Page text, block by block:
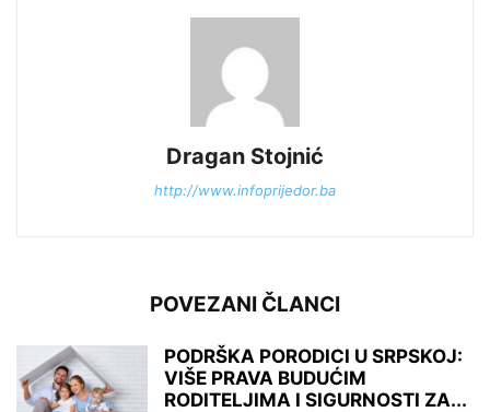
Dragan Stojnić
http://www.infoprijedor.ba
POVEZANI ČLANCI
PODRŠKA PORODICI U SRPSKOJ:
VIŠE PRAVA BUDUĆIM
RODITELJIMA I SIGURNOSTI ZA...